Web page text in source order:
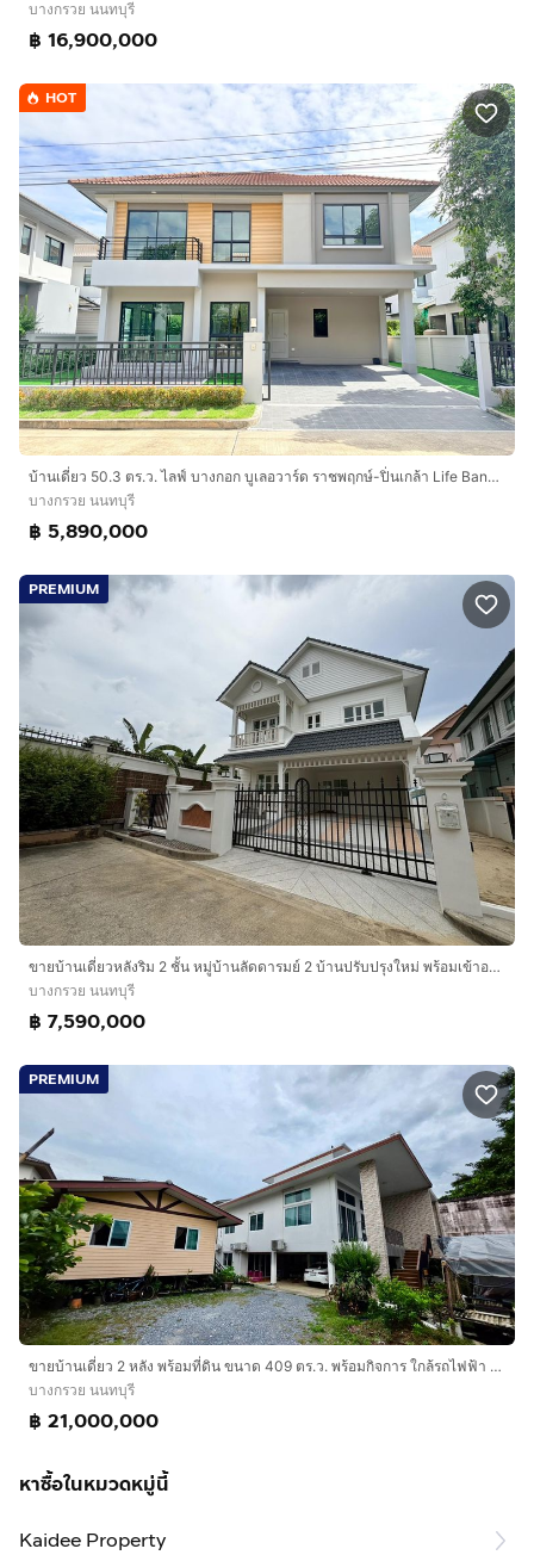
บางกรวย นนทบุรี
฿ 16,900,000
HOT
บ้านเดี่ยว 50.3 ตร.ว. ไลฟ์ บางกอก บูเลอวาร์ด ราชพฤกษ์-ปิ่นเกล้า Life Bangkok Boulevard Ratchaphruek-Pinklao ใกล้เซ็นทรัล เวสต์วิลล์ ราชพฤกษ์
บางกรวย นนทบุรี
฿ 5,890,000
PREMIUM
ขายบ้านเดี่ยวหลังริม 2 ชั้น หมู่บ้านลัดดารมย์ 2 บ้านปรับปรุงใหม่ พร้อมเข้าอยู่ ใกล้ราชพฤกษ์-กาญจนาภิเษก
บางกรวย นนทบุรี
฿ 7,590,000
PREMIUM
ขายบ้านเดี่ยว 2 หลัง พร้อมที่ดิน ขนาด 409 ตร.ว. พร้อมกิจการ ใกล้รถไฟฟ้า MRT สถานีแยกติวานนท์ บางกรวย นนทบุรี
บางกรวย นนทบุรี
฿ 21,000,000
หาซื้อในหมวดหมู่นี้
Kaidee Property